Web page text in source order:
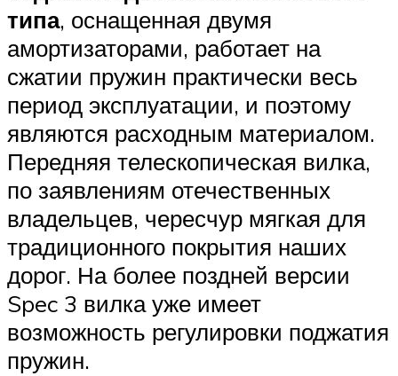
типа, оснащенная двумя
амортизаторами, работает на
сжатии пружин практически весь
период эксплуатации, и поэтому
являются расходным материалом.
Передняя телескопическая вилка,
по заявлениям отечественных
владельцев, чересчур мягкая для
традиционного покрытия наших
дорог. На более поздней версии
Spec 3 вилка уже имеет
возможность регулировки поджатия
пружин.